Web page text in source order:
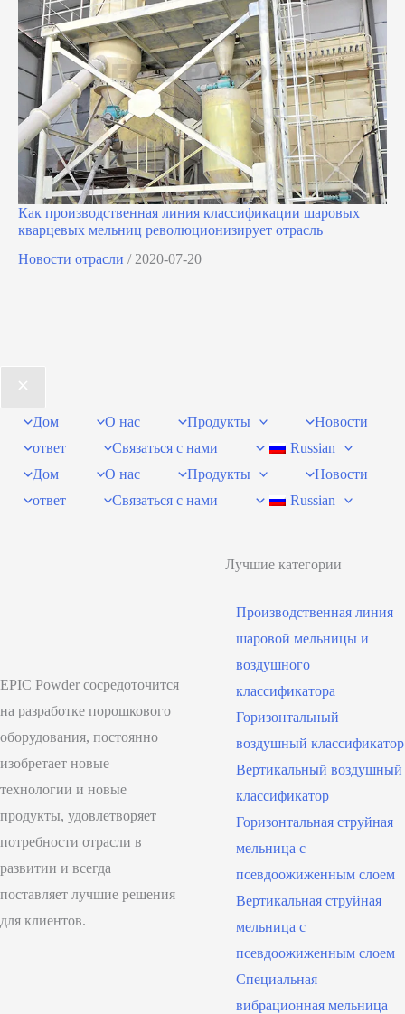
Как производственная линия классификации шаровых
кварцевых мельниц революционизирует отрасль
Новости отрасли / 2020-07-20
Дом О нас Продукты
Новости
ответ
Связаться с нами
Russian
Дом
О нас Продукты
Новости
ответ
Связаться с нами Russian
EPIC Powder сосредоточится
на разработке порошкового
оборудования, постоянно
изобретает новые
технологии и новые
продукты, удовлетворяет
потребности отрасли в
развитии и всегда
поставляет лучшие решения
для клиентов.
Лучшие категории
Производственная линия
шаровой мельницы и
воздушного
классификатора
Горизонтальный
воздушный классификатор
Вертикальный воздушный
классификатор
Горизонтальная струйная
мельница с
псевдоожиженным слоем
Вертикальная струйная
мельница с
псевдоожиженным слоем
Специальная
вибрационная мельница